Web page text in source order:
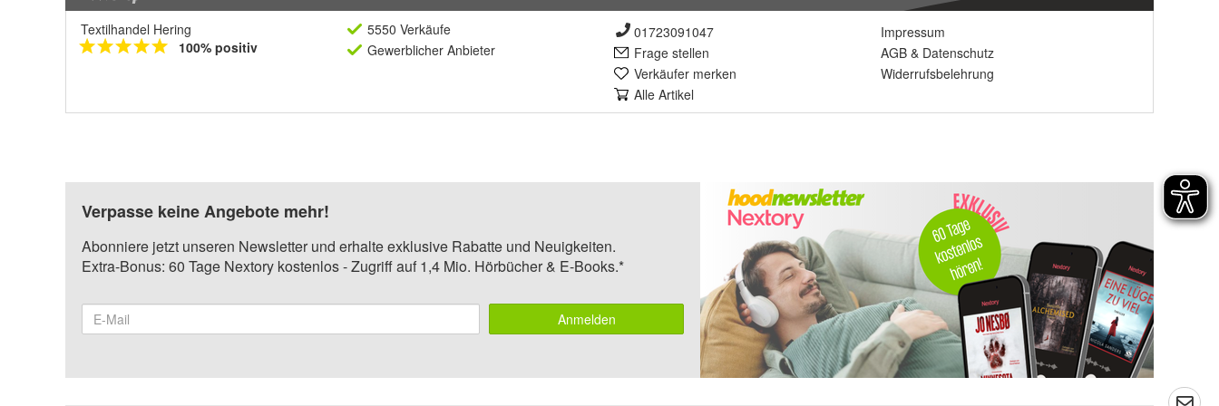
Textilhandel Hering
100% positiv
5550 Verkäufe
Gewerblicher Anbieter
01723091047
Frage stellen
Verkäufer merken
Alle Artikel
Impressum
AGB & Datenschutz
Widerrufsbelehrung
Verpasse keine Angebote mehr!
Abonniere jetzt unseren Newsletter und erhalte exklusive Rabatte und Neuigkeiten.
Extra-Bonus: 60 Tage Nextory kostenlos - Zugriff auf 1,4 Mio. Hörbücher & E-Books.*
Anmelden